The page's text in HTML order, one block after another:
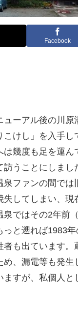
Facebook
ューアル後の川
こけし」を入手
は幾度も足を運
うことにしまし
泉ファンの間で
失してしまい、
泉ではその2年前
っと遡れば1983
者も出ています
め、漏電等も発
ますが、私個人